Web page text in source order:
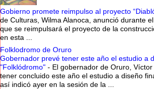
Gobierno promete reimpulso al proyecto
de Culturas, Wilma Alanoca, anunció durante
que se reimpulsará el proyecto de la
en esta ...
Folklodromo de Oruro
Gobernador prevé tener este año el estudio a
"Folklódromo" - El gobernador de Oruro,
tener concluido este año el estudio a diseño
así indicó ayer en la sesión de la ...